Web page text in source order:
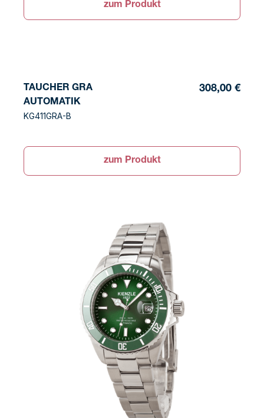
zum Produkt
TAUCHER GRA
AUTOMATIK
KG411GRA-B
308,00 €
zum Produkt